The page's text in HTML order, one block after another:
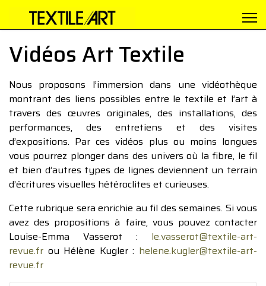
Vidéos Art Textile
Nous proposons l’immersion dans une vidéothèque
montrant des liens possibles entre le textile et l’art à
travers des œuvres originales, des installations, des
performances, des entretiens et des visites
d’expositions. Par ces vidéos plus ou moins longues
vous pourrez plonger dans des univers où la fibre, le fil
et bien d’autres types de lignes deviennent un terrain
d’écritures visuelles hétéroclites et curieuses.
Cette rubrique sera enrichie au fil des semaines. Si vous
avez des propositions à faire, vous pouvez contacter
Louise-Emma Vasserot : le.vasserot@textile-art-
revue.fr ou Hélène Kugler : helene.kugler@textile-art-
revue.fr